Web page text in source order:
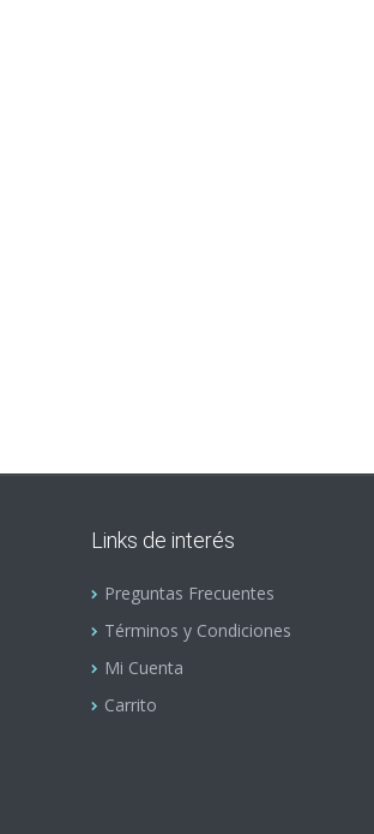
Links de interés
Preguntas Frecuentes
Términos y Condiciones
Mi Cuenta
Carrito